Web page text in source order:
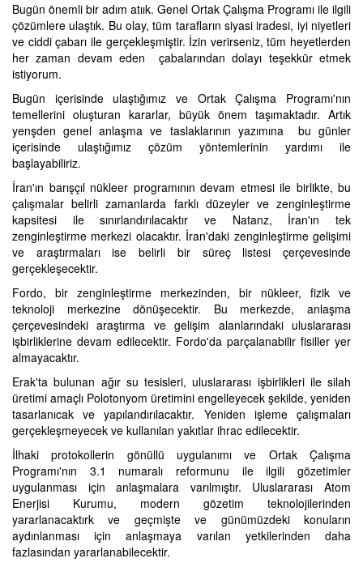
Bugün önemli bir adım atıık. Genel Ortak Çalışma Programı ile ilgili
çözümlere ulaştık. Bu olay, tüm tarafların siyasi iradesi, iyi niyetleri
ve ciddi çabarı ile gerçekleşmiştir. İzin verirseniz, tüm heyetlerden
her zaman devam eden çabalarından dolayı teşekkür etmek
istiyorum.
Bugün içerisinde ulaştığımız ve Ortak Çalışma Programı'nın
temellerini oluşturan kararlar, büyük önem taşımaktadır. Artık
yenşden genel anlaşma ve taslaklarının yazımına bu günler
içerisinde ulaştığımız çözüm yöntemlerinin yardımı ile
başlayabiliriz.
İran'ın barışçıl nükleer programının devam etmesi ile birlikte, bu
çalışmalar belirli zamanlarda farklı düzeyler ve zenginleştirme
kapsitesi ile sınırlandırılacaktır ve Natanz, İran'ın tek
zenginleştirme merkezi olacaktır. İran'daki zenginleştirme gelişimi
ve araştırmaları ise belirli bir süreç listesi çerçevesinde
gerçekleşecektir.
Fordo, bir zenginleştirme merkezinden, bir nükleer, fizik ve
teknoloji merkezine dönüşecektir. Bu merkezde, anlaşma
çerçevesindeki araştırma ve gelişim alanlarındaki uluslararası
işbirliklerine devam edilecektir. Fordo'da parçalanabilir fisiller yer
almayacaktır.
Erak'ta bulunan ağır su tesisleri, uluslararası işbirlikleri ile silah
üretimi amaçlı Polotonyom üretimini engelleyecek şekilde, yeniden
tasarlanıcak ve yapılandırılacaktır. Yeniden işleme çalışmaları
gerçekleşmeyecek ve kullanılan yakıtlar ihrac edilecektir.
İlhaki protokollerin gönüllü uygulanımı ve Ortak Çalışma
Programı'nın 3.1 numaralı reformunu ile ilgili gözetimler
uygulanması için anlaşmalara varılmıştır. Uluslararası Atom
Enerjisi Kurumu, modern gözetim teknolojilerinden
yararlanacaktırk ve geçmişte ve günümüzdeki konuların
aydınlanması için anlaşmaya varılan yetkilerinden daha
fazlasından yararlanabilecektir.